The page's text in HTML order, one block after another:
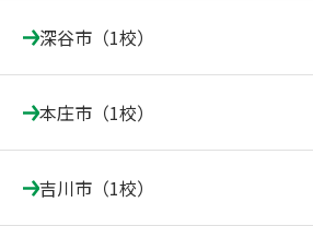
深谷市（1校）
本庄市（1校）
吉川市（1校）